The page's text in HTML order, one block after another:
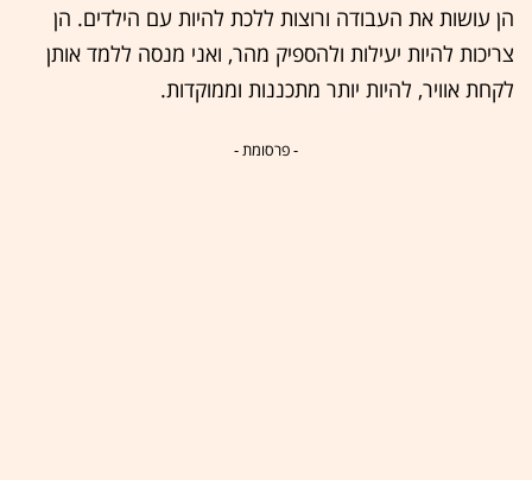
הן עושות את העבודה ורוצות ללכת להיות עם הילדים. הן
צריכות להיות יעילות ולהספיק מהר, ואני מנסה ללמד אותן
לקחת אוויר, להיות יותר מתכננות וממוקדות.
- פרסומת -